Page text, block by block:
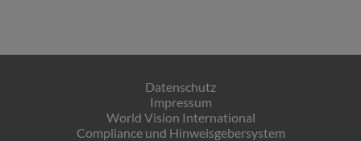
Datenschutz
Impressum
World Vision International
Compliance und Hinweisgebersystem